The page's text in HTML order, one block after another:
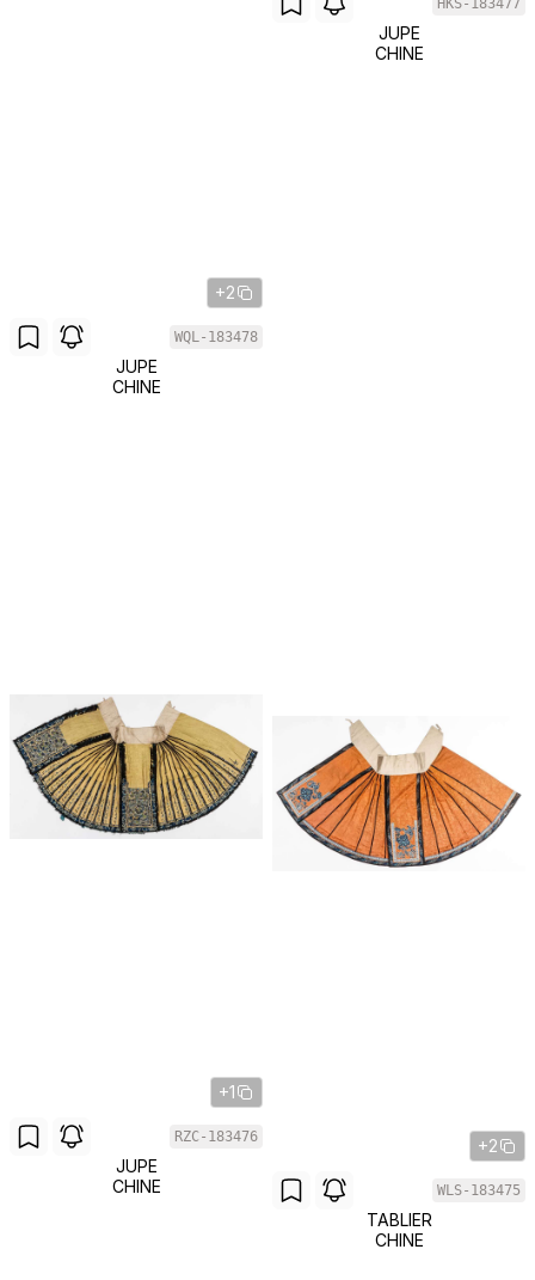
+2
WQL-183478
JUPE
CHINE
HKS-183477
JUPE
CHINE
+1
RZC-183476
JUPE
CHINE
+2
WLS-183475
TABLIER
CHINE